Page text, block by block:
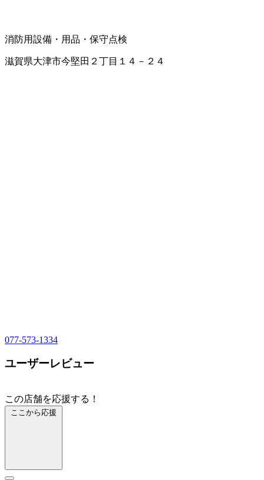
消防用設備・用品・保守点検
滋賀県大津市今堅田２丁目１４－２４
077-573-1334
ユーザーレビュー
この店舗を応援する！
ここから応援